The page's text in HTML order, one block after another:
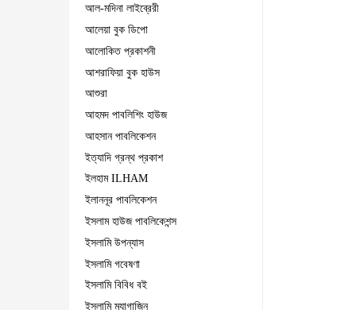
আল-মদিনা লাইব্রেরী
আলেয়া বুক ডিপো
আলোকিত প্রকাশনী
আশরাফিয়া বুক হাউস
আশুরা
আহমদ পাবলিশিং হাউজ
আহসান পাবলিকেশন
ইত্যাদি গ্রন্থ প্রকাশ
ইলহাম ILHAM
ইলাননূর পাবলিকেশন
ইসলাম হাউজ পাবলিকেশন্স
ইসলামি উপন্যাস
ইসলামি গবেষণা
ইসলামি বিবিধ বই
ইসলামি ম্যাগাজিন